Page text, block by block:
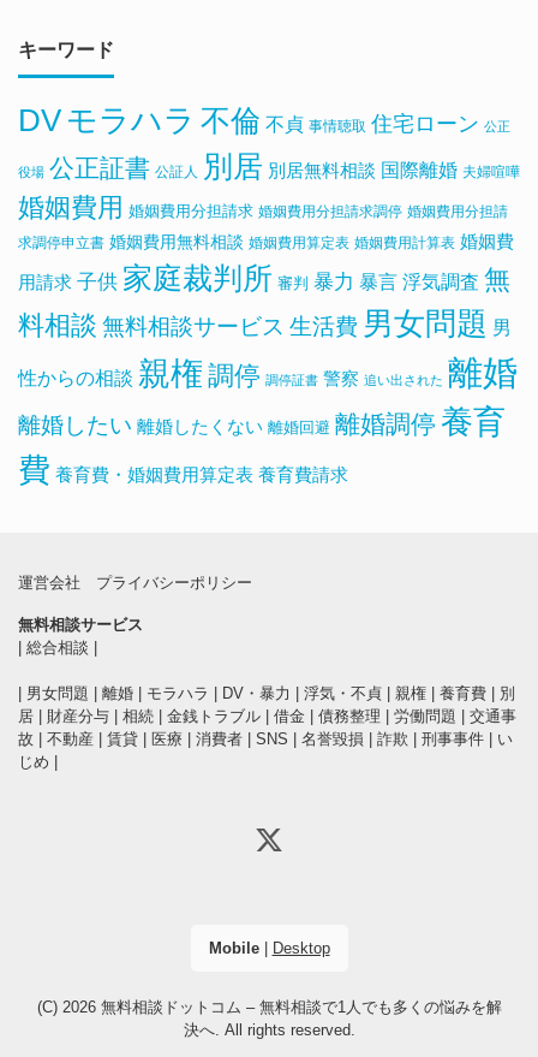
キーワード
DV モラハラ 不倫 不貞 事情聴取 住宅ローン 公正
役場 公正証書 公証人 別居 別居無料相談 国際離婚 夫婦喧嘩
婚姻費用 婚姻費用分担請求 婚姻費用分担請求調停 婚姻費用分担請
求調停申立書 婚姻費用無料相談 婚姻費用算定表 婚姻費用計算表 婚姻費
用請求 子供 家庭裁判所 審判 暴力 暴言 浮気調査 無
料相談 無料相談サービス 生活費 男女問題 男
性からの相談 親権 調停 調停証書 警察 追い出された 離婚
離婚したい 離婚したくない 離婚回避 離婚調停 養育
費 養育費・婚姻費用算定表 養育費請求
運営会社 プライバシーポリシー
無料相談サービス
総合相談
男女問題 離婚 モラハラ DV・暴力 浮気・不貞 親権 養育費
別
居
財産分与 相続 金銭トラブル 借金 債務整理 労働問題
交通事
故
不動産 賃貸 医療 消費者 SNS 名誉毀損 詐欺 刑事事件
い
じめ
Mobile| Desktop
(C) 2026 無料相談ドットコム – 無料相談で1人でも多くの悩みを解
決へ. All rights reserved.